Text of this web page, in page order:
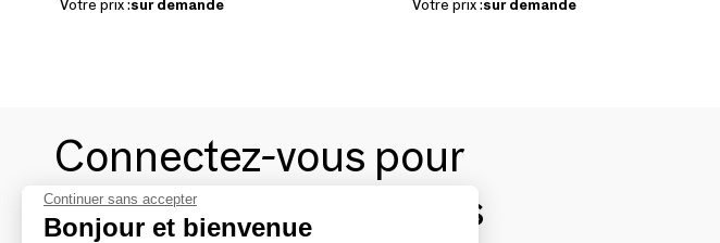
Votre prix :sur demande Votre prix :sur demande
Connectez-vous pour
contacter les marques
Continuer sans accepter
Bonjour et bienvenue